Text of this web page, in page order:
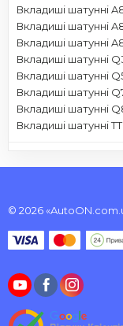
Вкладиші шатунні
Вкладиші шатунні
Вкладиші шатунні
Вкладиші шатунні
Вкладиші шатунні
Вкладиші шатунні
Вкладиші шатунні
Вкладиші шатунні TT
© 2026